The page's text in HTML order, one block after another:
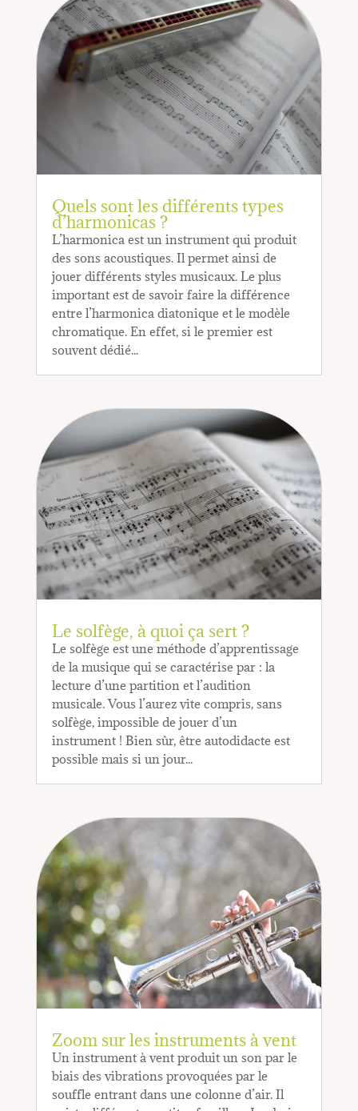
Quels sont les différents types
d’harmonicas ?
L’harmonica est un instrument qui produit
des sons acoustiques. Il permet ainsi de
jouer différents styles musicaux. Le plus
important est de savoir faire la différence
entre l’harmonica diatonique et le modèle
chromatique. En effet, si le premier est
souvent dédié...
Le solfège, à quoi ça sert ?
Le solfège est une méthode d’apprentissage
de la musique qui se caractérise par : la
lecture d’une partition et l’audition
musicale. Vous l’aurez vite compris, sans
solfège, impossible de jouer d’un
instrument ! Bien sûr, être autodidacte est
possible mais si un jour...
Zoom sur les instruments à vent
Un instrument à vent produit un son par le
biais des vibrations provoquées par le
souffle entrant dans une colonne d’air. Il